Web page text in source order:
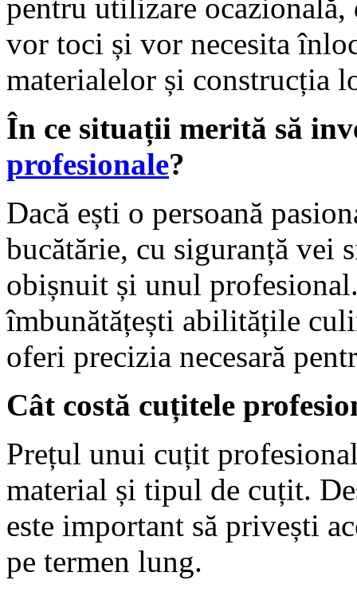
pentru utilizare ocazională,
vor toci și vor necesita
materialelor și construcția
În ce situații merită să
profesionale?
Dacă ești o persoană
bucătărie, cu siguranță vei
obișnuit și unul
îmbunătățești abilitățile
oferi precizia necesară
Cât costă cuțitele
Prețul unui cuțit
material și tipul de cuțit.
este important să privești
pe termen lung.